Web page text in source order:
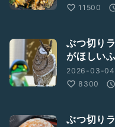
11500
ぶつ切り
がほしい
2026-03-04
8300
ぶつ切り